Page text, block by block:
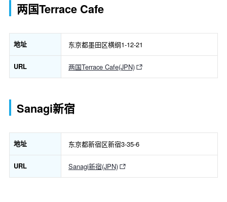
两国Terrace Cafe
地址 东京都墨田区横纲1-12-21
URL 两国Terrace Cafe(JPN)
Sanagi新宿
地址 东京都新宿区新宿3-35-6
URL Sanagi新宿(JPN)